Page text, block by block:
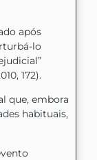
após
lo
172).
que, embora
habituais,